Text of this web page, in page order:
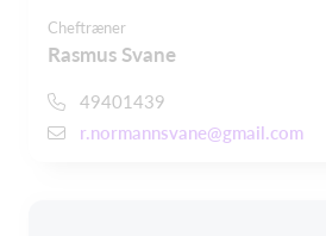
Cheftræner
Rasmus Svane
49401439
r.normannsvane@gmail.com